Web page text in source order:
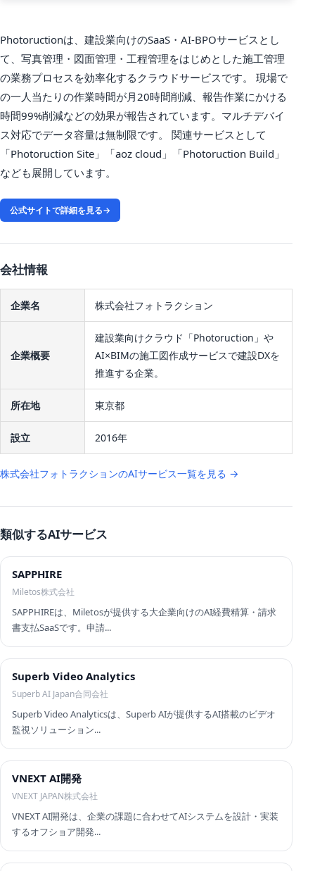
Photoructionは、建設業向けのSaaS・AI-BPOサービスとし
て、写真管理・図面管理・工程管理をはじめとした施工管理
の業務プロセスを効率化するクラウドサービスです。 現場で
の一人当たりの作業時間が月20時間削減、報告作業にかける
時間99%削減などの効果が報告されています。マルチデバイ
ス対応でデータ容量は無制限です。 関連サービスとして
「Photoruction Site」「aoz cloud」「Photoruction Build」
なども展開しています。
公式サイトで詳細を見る→
会社情報
企業名 株式会社フォトラクション
企業概要
建設業向けクラウド「Photoruction」や
AI×BIMの施工図作成サービスで建設DXを
推進する企業。
所在地 東京都
設立 2016年
株式会社フォトラクションのAIサービス一覧を見る →
類似するAIサービス
SAPPHIRE
Miletos株式会社
SAPPHIREは、Miletosが提供する大企業向けのAI経費精算・請求
書支払SaaSです。申請...
Superb Video Analytics
Superb AI Japan合同会社
Superb Video Analyticsは、Superb AIが提供するAI搭載のビデオ
監視ソリューション...
VNEXT AI開発
VNEXT JAPAN株式会社
VNEXT AI開発は、企業の課題に合わせてAIシステムを設計・実装
するオフショア開発...